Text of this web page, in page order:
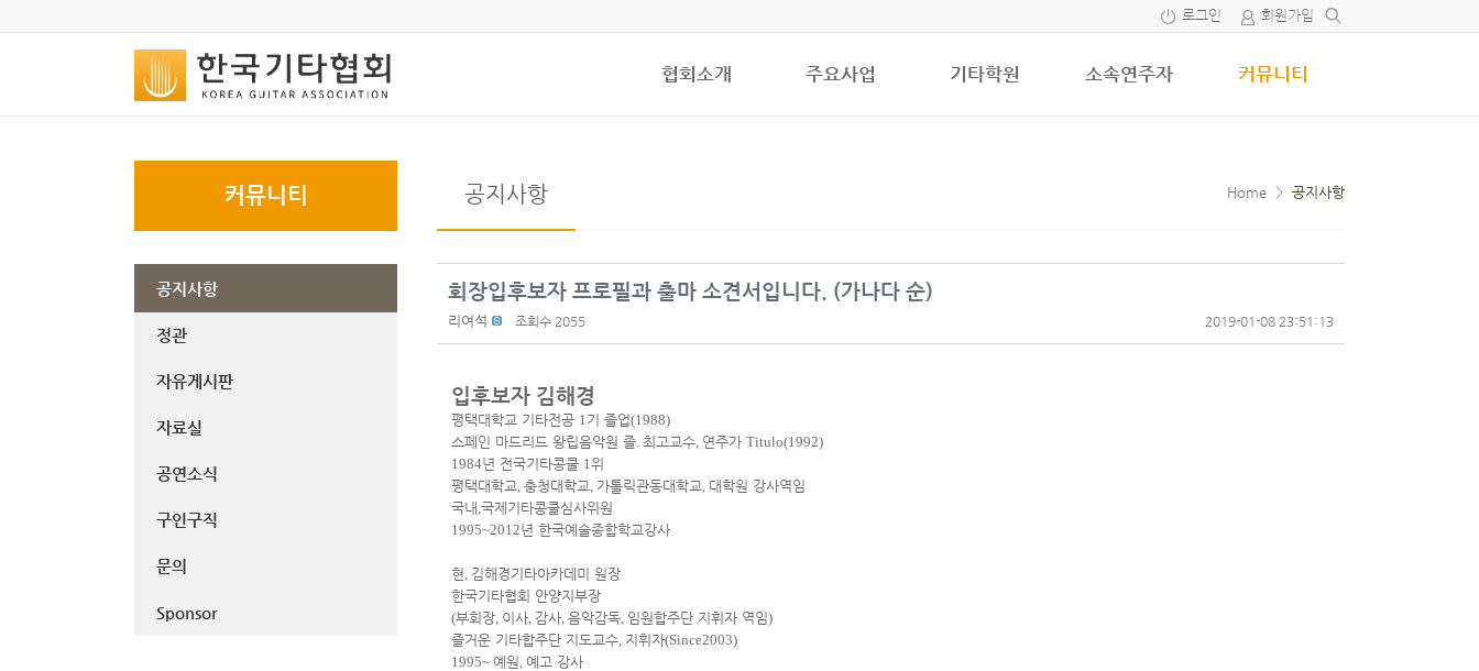
로그인 회원가입
협회소개 주요사업 기타학원 소속연주자 커뮤니티
커뮤니티
공지사항
정관
자유게시판
자료실
공연소식
구인구직
문의
Sponsor
공지사항 Home > 공지사항
회장입후보자 프로필과 출마 소견서입니다. (가나다 순)
리여석 조회수 2055 2019-01-08 23:51:13
입후보자 김해경
평택대학교 기타전공 1기 졸업(1988)
스페인 마드리드 왕립음악원 졸. 최고교수, 연주가 Titulo(1992)
1984년 전국기타콩쿨 1위
평택대학교, 충청대학교, 가톨릭관동대학교, 대학원 강사역임
국내 ,국제기타콩쿨심사위원
1995~2012년 한국예술종합학교강사
현, 김해경기타아카데미 원장
한국기타협회 안양지부장
(부회장, 이사, 감사, 음악감독, 임원합주단 지휘자 역임)
즐거운 기타합주단 지도교수, 지휘자(Since2003)
1995~ 예원 , 예고 강사